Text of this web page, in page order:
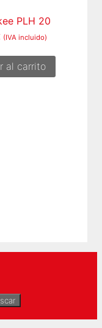
PLH 20
(IVA incluido)
al carrito